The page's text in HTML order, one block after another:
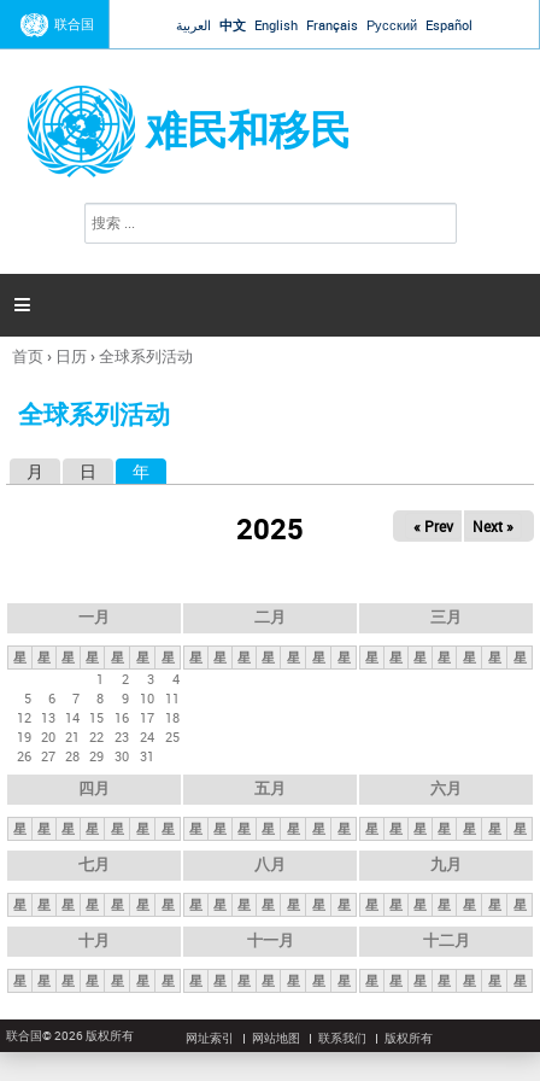
Jump to navigation
联合国 العربية 中文 English Français Русский Español
难民和移民
搜
索

你
这
首页› 日历›全球系列活动
全球系列活动
月 日 年
2025 « Prev Next »
一月
星 星 星 星 星 星
星
1
2 3
4
5
6 7 8 9 10
11
12 13 14 15 16 17
18
19 20 21 22 23 24 25
26 27 28 29 30 31
二月
星 星 星 星 星 星 星
三月
星 星 星 星 星 星 星
四月
星 星 星 星 星 星 星
五月
星 星 星 星 星 星 星
六月
星 星 星 星 星 星 星
七月
星 星 星 星 星 星 星
八月
星 星 星 星 星 星 星
九月
星 星 星 星 星 星 星
十月
星 星 星 星 星 星 星
十一月
星 星 星 星 星 星 星
十二月
星 星 星 星 星 星 星
联合国© 2026 版权所有 网址索引 网站地图 联系我们 版权所有